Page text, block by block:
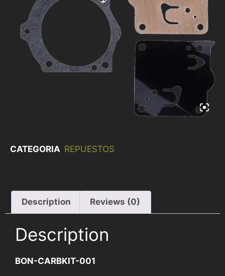
CATEGORIA REPUESTOS
Description Reviews (0)
Description
BON-CARBKIT-001